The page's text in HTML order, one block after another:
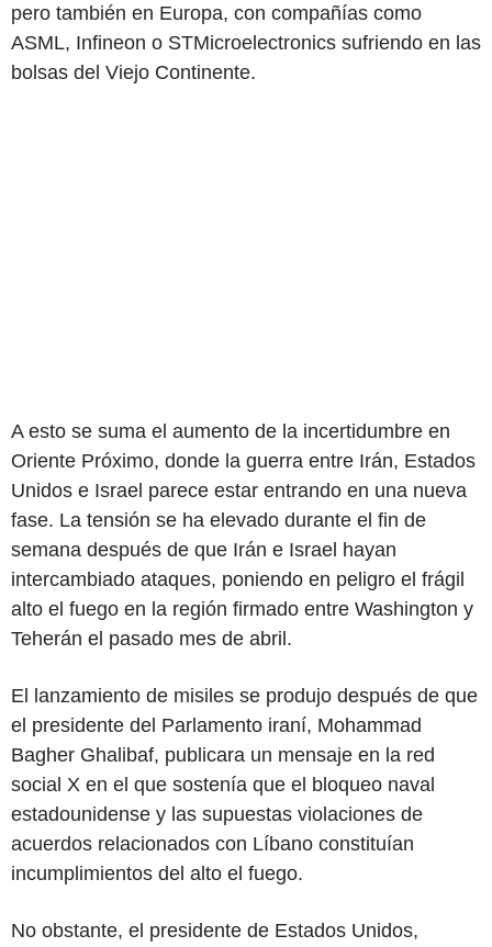
pero también en Europa, con compañías como
ASML, Infineon o STMicroelectronics sufriendo en las
bolsas del Viejo Continente.
A esto se suma el aumento de la incertidumbre en
Oriente Próximo, donde la guerra entre Irán, Estados
Unidos e Israel parece estar entrando en una nueva
fase. La tensión se ha elevado durante el fin de
semana después de que Irán e Israel hayan
intercambiado ataques, poniendo en peligro el frágil
alto el fuego en la región firmado entre Washington y
Teherán el pasado mes de abril.
El lanzamiento de misiles se produjo después de que
el presidente del Parlamento iraní, Mohammad
Bagher Ghalibaf, publicara un mensaje en la red
social X en el que sostenía que el bloqueo naval
estadounidense y las supuestas violaciones de
acuerdos relacionados con Líbano constituían
incumplimientos del alto el fuego.
No obstante, el presidente de Estados Unidos,